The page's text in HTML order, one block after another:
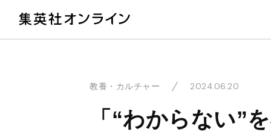
教養・カルチャー 2024.06.20
「“わからない”